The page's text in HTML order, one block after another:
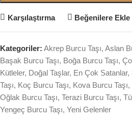
Karşılaştırma Beğenilere Ekle
Kategoriler: Akrep Burcu Taşı, Aslan
Başak Burcu Taşı, Boğa Burcu Taşı,
Kütleler, Doğal Taşlar, En Çok Satanlar,
Taşı, Koç Burcu Taşı, Kova Burcu Taşı,
Oğlak Burcu Taşı, Terazi Burcu Taşı,
Yengeç Burcu Taşı, Yeni Gelenler